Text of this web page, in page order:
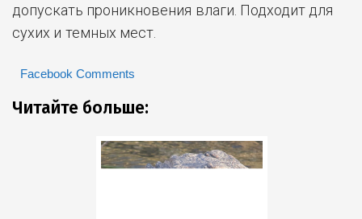
допускать проникновения влаги. Подходит для
сухих и темных мест.
Facebook Comments
Читайте больше: